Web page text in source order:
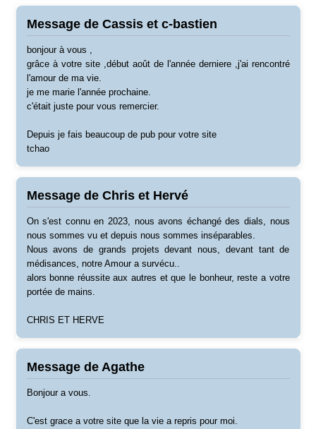
Message de Cassis et c-bastien
bonjour à vous ,
grâce à votre site ,début août de l'année derniere ,j'ai rencontré
l'amour de ma vie.
je me marie l'année prochaine.
c'était juste pour vous remercier.
Depuis je fais beaucoup de pub pour votre site
tchao
Message de Chris et Hervé
On s'est connu en 2023, nous avons échangé des dials, nous
nous sommes vu et depuis nous sommes inséparables.
Nous avons de grands projets devant nous, devant tant de
médisances, notre Amour a survécu..
alors bonne réussite aux autres et que le bonheur, reste a votre
portée de mains.
CHRIS ET HERVE
Message de Agathe
Bonjour a vous.
C'est grace a votre site que la vie a repris pour moi.